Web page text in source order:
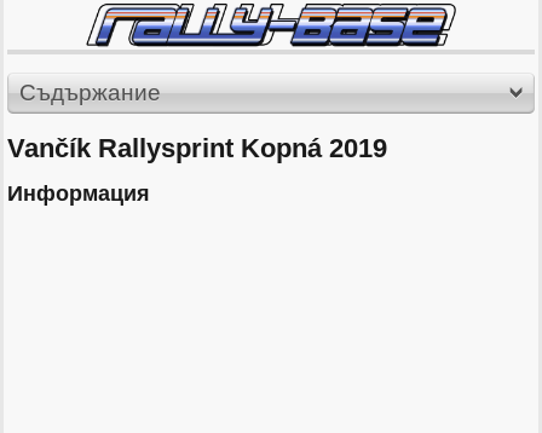
Съдържание
Vančík Rallysprint Kopná 2019
Информация